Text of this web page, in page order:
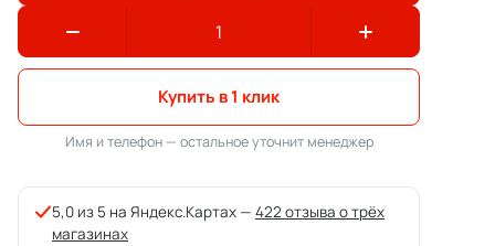
Купить в 1 клик
Имя и телефон — остальное уточнит менеджер
5,0 из 5 на Яндекс.Картах — 422 отзыва о трёх
магазинах